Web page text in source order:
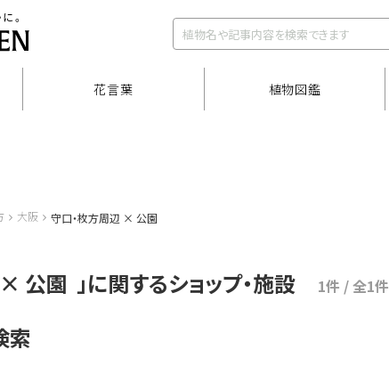
花言葉 植物図鑑
大阪 守口・枚方周辺 × 公園
× 公園 」に関するショップ・施設 1件 / 全1件
索